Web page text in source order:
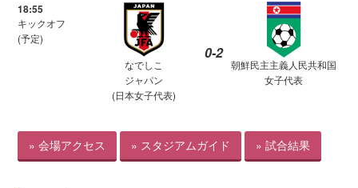
18:55
キックオフ
(予定)
なでしこ
ジャパン
(日本女子代表)
0-2
朝鮮民主主義人民共和国
女子代表
» 会場アクセス » スタジアムガイド » 試合結果